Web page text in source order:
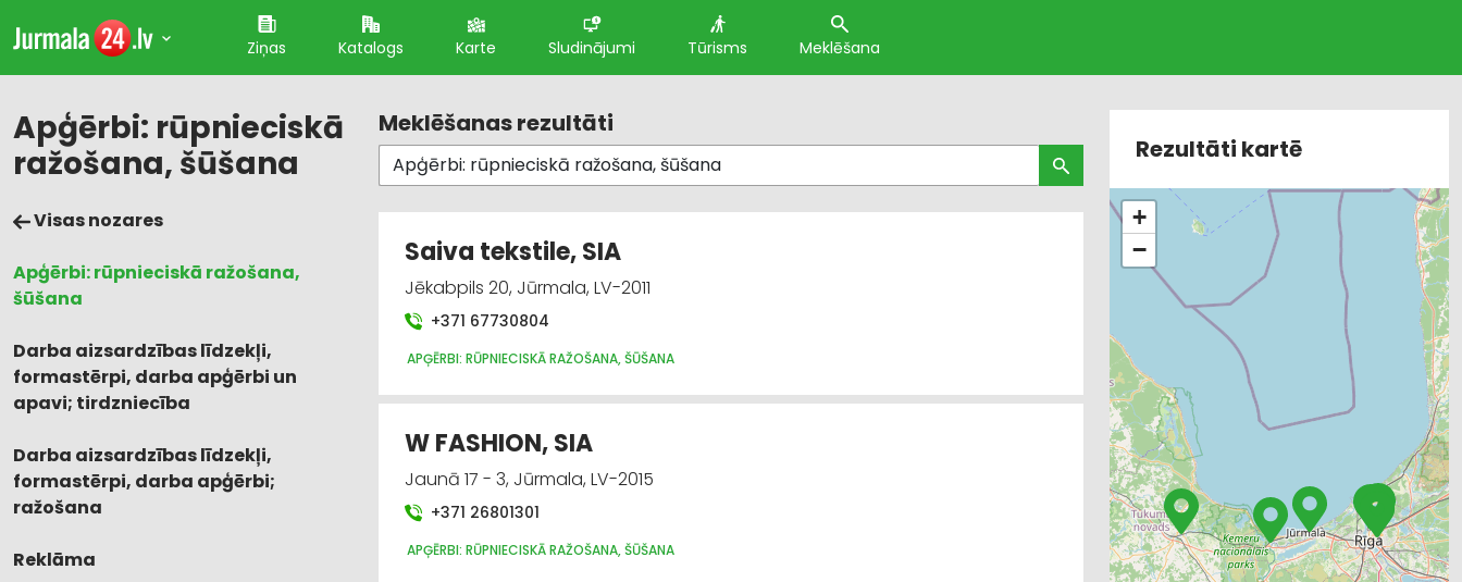
Ziņas Katalogs Karte Sludinājumi Tūrisms Meklēšana
Apģērbi: rūpnieciskā
ražošana, šūšana
Visas nozares
Apģērbi: rūpnieciskā ražošana,
šūšana
Darba aizsardzības līdzekļi,
formastērpi, darba apģērbi un
apavi; tirdzniecība
Darba aizsardzības līdzekļi,
formastērpi, darba apģērbi;
ražošana
Reklāma
Meklēšanas rezultāti
Saiva tekstile, SIA
Jēkabpils 20, Jūrmala, LV-2011
+371 67730804
APĢĒRBI: RŪPNIECISKĀ RAŽOŠANA, ŠŪŠANA
W FASHION, SIA
Jaunā 17 - 3, Jūrmala, LV-2015
+371 26801301
APĢĒRBI: RŪPNIECISKĀ RAŽOŠANA, ŠŪŠANA
Rezultāti kartē
+
−